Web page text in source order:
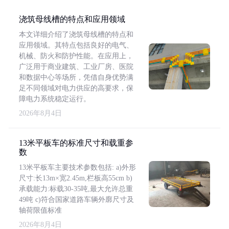
浇筑母线槽的特点和应用领域
本文详细介绍了浇筑母线槽的特点和
应用领域。其特点包括良好的电气、
机械、防火和防护性能。在应用上，
广泛用于商业建筑、工业厂房、医院
和数据中心等场所，凭借自身优势满
足不同领域对电力供应的高要求，保
障电力系统稳定运行。
2026年8月4日
13米平板车的标准尺寸和载重参
数
13米平板车主要技术参数包括: a)外形
尺寸:长13m×宽2.45m,栏板高55cm b)
承载能力:标载30-35吨,最大允许总重
49吨 c)符合国家道路车辆外廓尺寸及
轴荷限值标准
2026年8月4日